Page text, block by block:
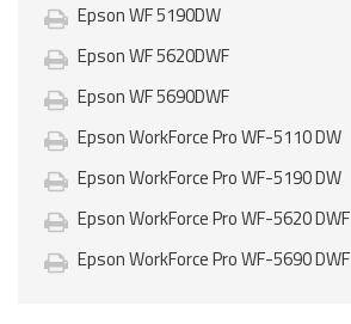
Epson WF 5190DW
Epson WF 5620DWF
Epson WF 5690DWF
Epson WorkForce Pro WF-5110 DW
Epson WorkForce Pro WF-5190 DW
Epson WorkForce Pro WF-5620 DWF
Epson WorkForce Pro WF-5690 DWF